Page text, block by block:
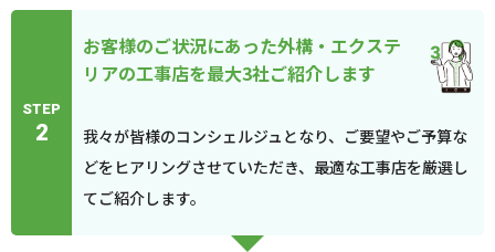
STEP
2
お客様のご状況にあった外構・エクステ
リアの工事店を最大3社ご紹介します
我々が皆様のコンシェルジュとなり、ご要望やご予算な
どをヒアリングさせていただき、最適な工事店を厳選し
てご紹介します。